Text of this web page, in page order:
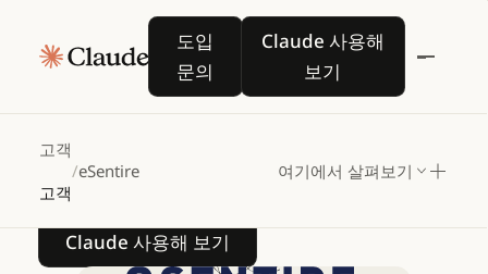
도입
문의
도입 문의
Claude 사용해
보기
Claude 사용해 보기
고객
고객
/eSentire 여기에서 살펴보기
eSentire,Claudein
AmazonBedrock
기반
최고수준사이버보안
전문성
Claude 사용해 보기
Claude 사용해 보기